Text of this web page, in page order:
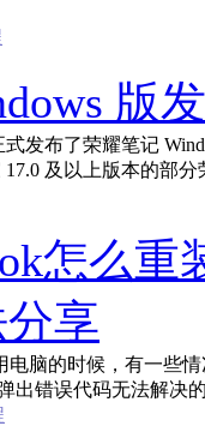
版
发布了荣耀笔记
及以上版本的部
怎么重
享
电脑的时候，有一些
出错误代码无法解决